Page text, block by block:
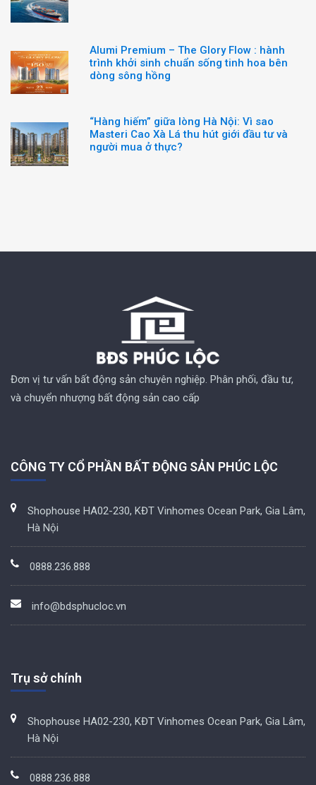
Alumi Premium – The Glory Flow : hành
trình khởi sinh chuẩn sống tinh hoa bên
dòng sông hồng
“Hàng hiếm” giữa lòng Hà Nội: Vì sao
Masteri Cao Xà Lá thu hút giới đầu tư và
người mua ở thực?
Đơn vị tư vấn bất động sản chuyên nghiệp. Phân phối, đầu tư,
và chuyển nhượng bất động sản cao cấp
CÔNG TY CỔ PHẦN BẤT ĐỘNG SẢN PHÚC LỘC
Shophouse HA02-230, KĐT Vinhomes Ocean Park, Gia Lâm,
Hà Nội
0888.236.888
info@bdsphucloc.vn
Trụ sở chính
Shophouse HA02-230, KĐT Vinhomes Ocean Park, Gia Lâm,
Hà Nội
0888.236.888